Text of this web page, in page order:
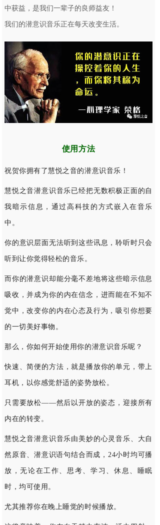
中获益，是我们一辈子的良师益友！
我们的潜意识音乐正在每天改变生活。
使用方法
祝贺你拥有了慧悦之音的潜意识音乐！
慧悦之音潜意识音乐已经把无数积极正面的自
我暗示信息，通过高科技的方式嵌入在音乐
中。
你的意识层面无法听到这些讯息，聆听时只会
听到让你觉得轻松的音乐。
而你的潜意识却能分毫不差地将这些暗示信息
吸收，并成为你的内在信念，进而能在不知不
觉中，改变你的内在心态及行为，吸引你想要
的一切美好事物。
那么，你如何开始使用你的潜意识音乐呢？
快速、简便的方法，就是播放你的单元，带上
耳机，以你感觉舒适的姿势放松。
只需要放松——然后以开放的姿态，迎接所有
内在的转变。
慧悦之音潜意识音乐由美妙的心灵音乐、大自
然原音、潜意识语句结合而成，24小时均可播
放，无论在工作、思考、学习、休息、睡眠
时，均可使用。
尤其推荐你在晚上睡觉的时候播放。